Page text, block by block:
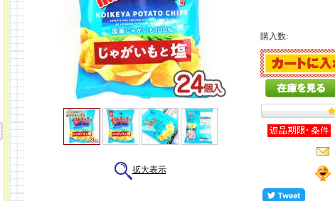
拡大表示
購入数: